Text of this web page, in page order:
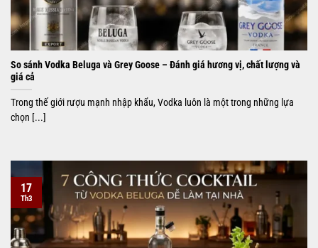
So sánh Vodka Beluga và Grey Goose – Đánh giá hương vị, chất lượng và
giá cả
Trong thế giới rượu mạnh nhập khẩu, Vodka luôn là một trong những lựa
chọn [...]
17
Th3